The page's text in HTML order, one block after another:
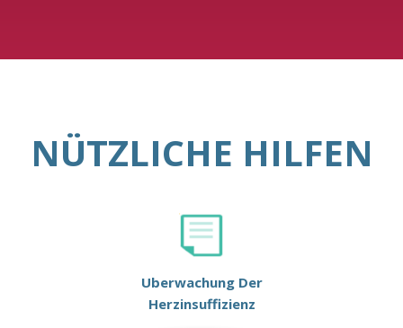
NÜTZLICHE HILFEN
Uberwachung Der
Herzinsuffizienz